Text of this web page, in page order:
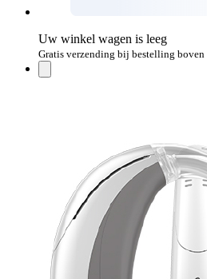
Uw winkel wagen is leeg
Gratis verzending bij bestelling boven